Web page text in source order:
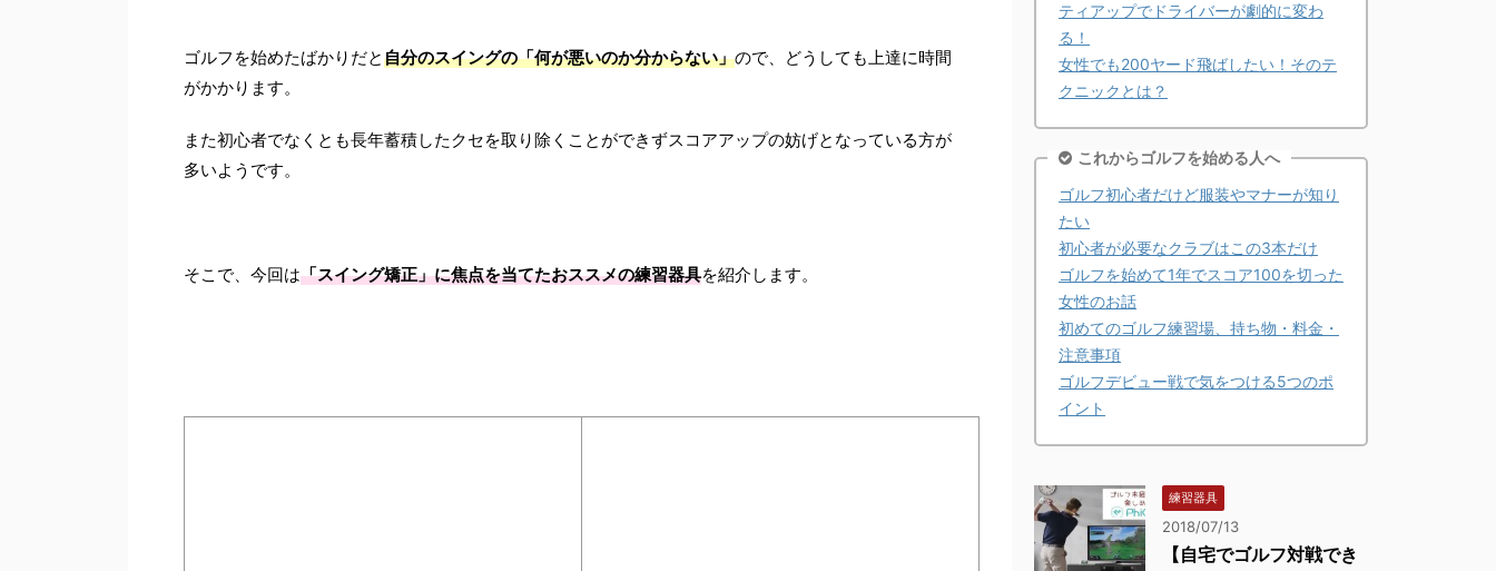
ゴルフを始めたばかりだと自分のスイングの「何が悪いのか分からない」ので、どうしても上達に時間
がかかります。
また初心者でなくとも長年蓄積したクセを取り除くことができずスコアアップの妨げとなっている方が
多いようです。
そこで、今回は「スイング矯正」に焦点を当てたおススメの練習器具を紹介します。
ティアップでドライバーが劇的に変わ
る！
女性でも200ヤード飛ばしたい！そのテ
クニックとは？
これからゴルフを始める人へ
ゴルフ初心者だけど服装やマナーが知り
たい
初心者が必要なクラブはこの3本だけ
ゴルフを始めて1年でスコア100を切った
女性のお話
初めてのゴルフ練習場、持ち物・料金・
注意事項
ゴルフデビュー戦で気をつける5つのポ
イント
練習器具
2018/07/13
【自宅でゴルフ対戦でき